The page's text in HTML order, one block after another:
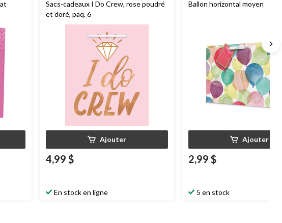
Sacs-cadeaux I Do Crew, rose poudré
et doré, paq. 6
Ajouter
4,99 $
En stock en ligne
Ballon horizontal moyen
Ajouter
2,99 $
5 en stock